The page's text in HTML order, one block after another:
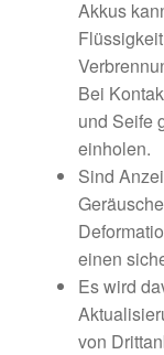
Akkus
Bei
und Seife
einholen.
Sind
einen
Es wird
von